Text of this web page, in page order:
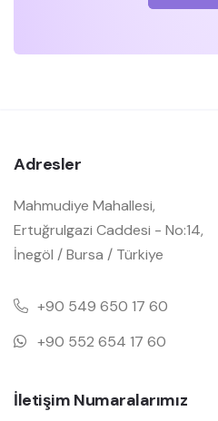
Adresler
Mahmudiye Mahallesi,
Ertuğrulgazi Caddesi - No:14,
İnegöl / Bursa / Türkiye
+90 549 650 17 60
+90 552 654 17 60
İletişim Numaralarımız